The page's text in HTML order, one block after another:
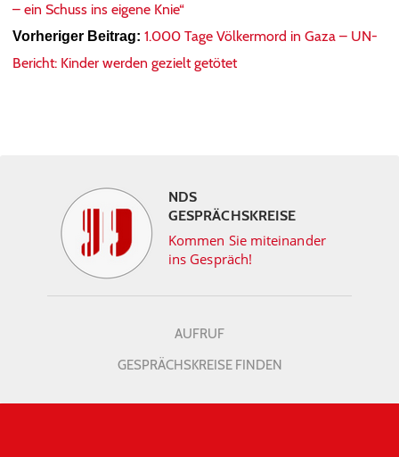
– ein Schuss ins eigene Knie“
Vorheriger Beitrag: 1.000 Tage Völkermord in Gaza – UN-
Bericht: Kinder werden gezielt getötet
NDS
GESPRÄCHSKREISE
Kommen Sie miteinander
ins Gespräch!
AUFRUF
GESPRÄCHSKREISE FINDEN